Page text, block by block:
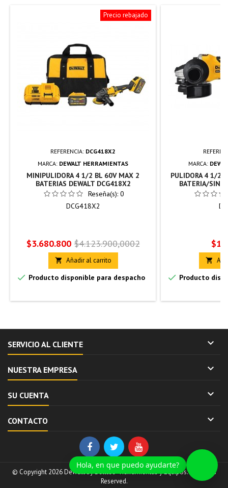
Precio rebajado
REFERENCIA: DCG418X2
MARCA: DEWALT HERRAMIENTAS
MINIPULIDORA 4 1/2 BL 60V MAX 2
BATERIAS DEWALT DCG418X2
Reseña(s): 0
DCG418X2
Precio
$3.680.800 Precio
base
$4.123.900,0002
 Añadir al carrito
 Producto disponible para despacho
MARCA:
PULIDORA 4 1/2"
BATERIA/SIN

 Producto
SERVICIO AL CLIENTE 
NUESTRA EMPRESA 
SU CUENTA 
CONTACTO 
© Copyright 2026 Dewalt by Belltec - Herramientas y Equipos. All Rights
Reserved.
Hola, en que puedo ayudarte?